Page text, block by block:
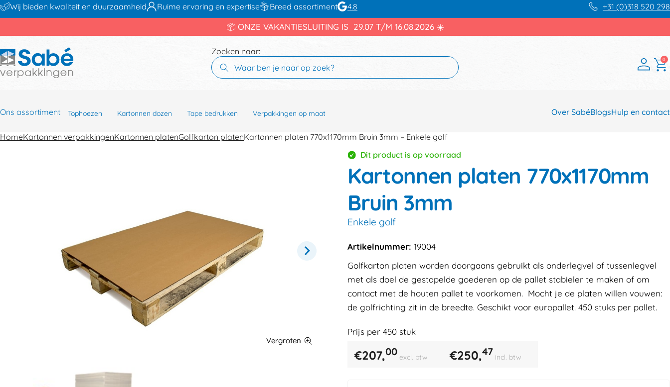
Wij bieden kwaliteit en duurzaamheid Ruime ervaring en expertise Breed assortiment 4.8 +31 (0)318 520 298
📦 ONZE VAKANTIESLUITING IS 29.07 T/M 16.08.2026 ☀️
Zoeken naar:
0
Ons assortiment Over SabéBlogsHulp en contact
Tophoezen Kartonnen dozen Tape bedrukken Verpakkingen op maat
HomeKartonnen verpakkingenKartonnen platenGolfkarton platenKartonnen platen 770x1170mm Bruin 3mm – Enkele golf
Dit product is op voorraad
Kartonnen platen 770x1170mm
Bruin 3mm
Enkele golf
Artikelnummer: 19004
Golfkarton platen worden doorgaans gebruikt als onderlegvel of tussenlegvel
met als doel de gestapelde goederen op de pallet stabieler te maken of om
contact met de houten pallet te voorkomen. Mocht je de platen willen vouwen:
de golfrichting zit in de breedte. Geschikt voor europallet. 450 stuks per pallet.
Prijs per 450stuk
€207,00 excl. btw €250,47 incl. btw